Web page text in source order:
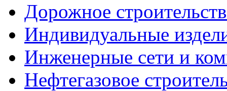
Дорожное
Индивидуальные
Инженерные сети и
Нефтегазовое